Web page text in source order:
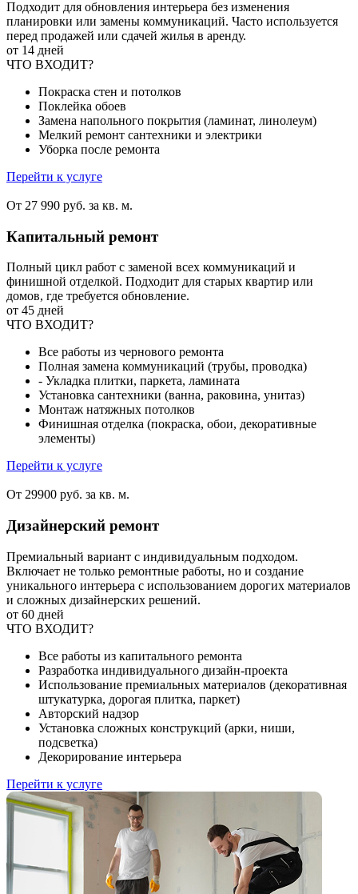
Подходит для обновления интерьера без изменения
планировки или замены коммуникаций. Часто используется
перед продажей или сдачей жилья в аренду.
от 14 дней
ЧТО ВХОДИТ?
Покраска стен и потолков
Поклейка обоев
Замена напольного покрытия (ламинат, линолеум)
Мелкий ремонт сантехники и электрики
Уборка после ремонта
Перейти к услуге
От 27 990 руб. за кв. м.
Капитальный ремонт
Полный цикл работ с заменой всех коммуникаций и
финишной отделкой. Подходит для старых квартир или
домов, где требуется обновление.
от 45 дней
ЧТО ВХОДИТ?
Все работы из чернового ремонта
Полная замена коммуникаций (трубы, проводка)
- Укладка плитки, паркета, ламината
Установка сантехники (ванна, раковина, унитаз)
Монтаж натяжных потолков
Финишная отделка (покраска, обои, декоративные
элементы)
Перейти к услуге
От 29900 руб. за кв. м.
Дизайнерский ремонт
Премиальный вариант с индивидуальным подходом.
Включает не только ремонтные работы, но и создание
уникального интерьера с использованием дорогих материалов
и сложных дизайнерских решений.
от 60 дней
ЧТО ВХОДИТ?
Все работы из капитального ремонта
Разработка индивидуального дизайн-проекта
Использование премиальных материалов (декоративная
штукатурка, дорогая плитка, паркет)
Авторский надзор
Установка сложных конструкций (арки, ниши,
подсветка)
Декорирование интерьера
Перейти к услуге